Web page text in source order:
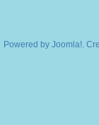
Powered by Joomla!.